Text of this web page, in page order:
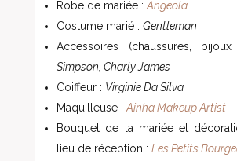
Robe de mariée :Angeola
Costume marié :Gentleman
Accessoires (chaussures,
Simpson, Charly James
Coiffeur : Virginie Da Silva
Maquilleuse :Ainha Makeup Artist
Bouquet de la mariée et
lieu de réception :Les Petits